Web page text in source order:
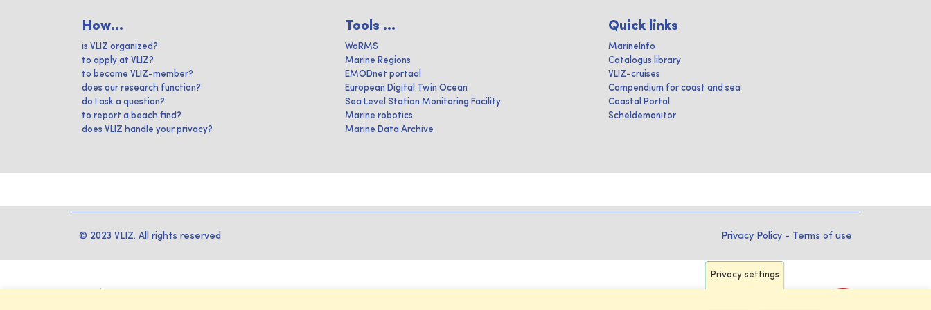
How...
is VLIZ organized?
to apply at VLIZ?
to become VLIZ-member?
does our research function?
do I ask a question?
to report a beach find?
does VLIZ handle your privacy?
Tools ...
WoRMS
Marine Regions
EMODnet portaal
European Digital Twin Ocean
Sea Level Station Monitoring Facility
Marine robotics
Marine Data Archive
Quick links
MarineInfo
Catalogus library
VLIZ-cruises
Compendium for coast and sea
Coastal Portal
Scheldemonitor
© 2023 VLIZ. All rights reserved Privacy Policy - Terms of use
Privacy settings